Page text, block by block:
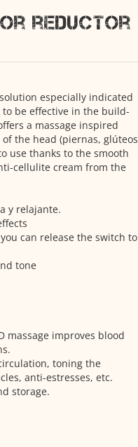
reductor
especially indicated
be effective in the build-
a massage inspired
the head (piernas, glúteos
use thanks to the smooth
cellulite cream from the
y relajante.
can release the switch to
tone
massage improves blood
toning the
anti-estresses, etc.
storage.